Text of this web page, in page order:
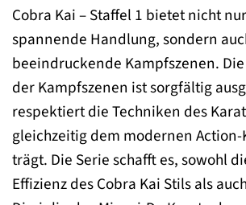
Cobra Kai – Staffel 1 bietet nicht
spannende Handlung, sondern
beeindruckende Kampfszenen.
der Kampfszenen ist sorgfältig
respektiert die Techniken des
gleichzeitig dem modernen
trägt. Die Serie schafft es, sowohl
Effizienz des Cobra Kai Stils als